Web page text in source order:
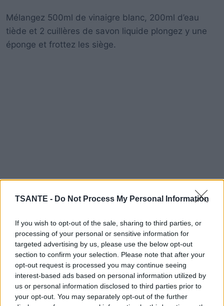
TSANTE - Do Not Process My Personal Information
If you wish to opt-out of the sale, sharing to third parties, or
processing of your personal or sensitive information for
targeted advertising by us, please use the below opt-out
section to confirm your selection. Please note that after your
opt-out request is processed you may continue seeing
interest-based ads based on personal information utilized by
us or personal information disclosed to third parties prior to
your opt-out. You may separately opt-out of the further
Mélangez 500ml de vinaigre blanc, 200ml d’eau
tiède et 2 cuillères de savon liquide plongez y une
éponge et frottez les siège.
Rincez avec un chiffon humide, puis laissez sécher.